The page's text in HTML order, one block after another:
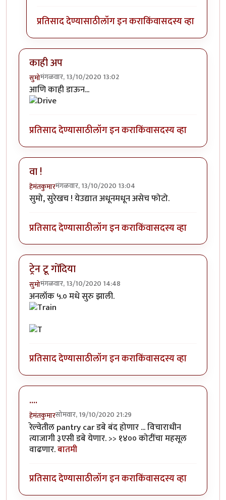
प्रतिसाद देण्यासाठीलॉग इन कराकिंवासदस्य व्हा
काही अप
सुमोमंगळवार, 13/10/2020 13:02
आणि काही डाऊन...
प्रतिसाद देण्यासाठीलॉग इन कराकिंवासदस्य व्हा
वा !
हेमंतकुमारमंगळवार, 13/10/2020 13:04
सुमो, सुरेखच ! येउद्यात अधूनमधून असेच फोटो.
प्रतिसाद देण्यासाठीलॉग इन कराकिंवासदस्य व्हा
ट्रेन टू गोंदिया
सुमोमंगळवार, 13/10/2020 14:48
अनलॉक ५.० मधे सुरु झाली.
प्रतिसाद देण्यासाठीलॉग इन कराकिंवासदस्य व्हा
....
हेमंतकुमारसोमवार, 19/10/2020 21:29
रेल्वेतील pantry car डबे बंद होणार ... विचाराधीन
त्याजागी ३एसी डबे येणार. >> १४०० कोटींचा महसूल
वाढणार.बातमी
प्रतिसाद देण्यासाठीलॉग इन कराकिंवासदस्य व्हा